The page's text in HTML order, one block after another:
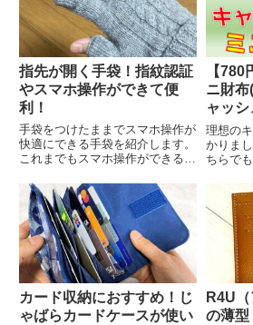
リーでです。ケーブル...
指先が開く手袋！指紋認証
やスマホ操作ができて便
利！
手袋をつけたままでスマホ操作が
快適にできる手袋を紹介します。
これまでもスマホ操作ができる手
応が悪くて、結局手袋を脱いでス
マホ操作をしていました。今回紹
介する手袋は親指と人差し指を開
閉できるようになっているの
で、...
【780
ニ財布
ャッ
め！
理想の
かりま
ちらで
円には
的に私
レス財
金を入
カード収納におすすめ！じ
ゃばらカードケースが使い
R4U（
の薄型